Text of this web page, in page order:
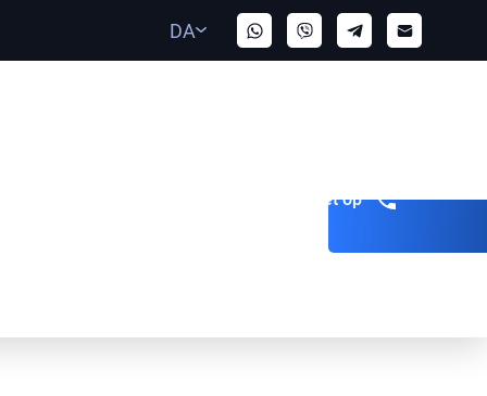
DA
Bliv ringet op